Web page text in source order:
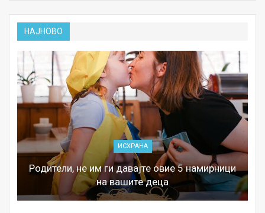
НАЈНОВО
ИСХРАНА
Родители, не им ги давајте овие 5 намирници
на вашите деца